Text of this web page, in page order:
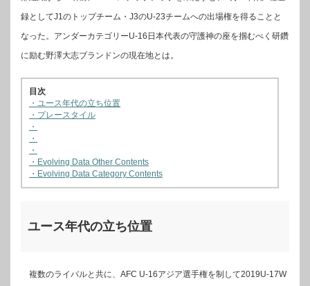
録としてJ1のトップチーム・J3のU-23チームへの出場権を得ることと
なった。アンダーカテゴリーU-16日本代表の守護神の座を掴むべく研鑽
に励む野澤大志ブランドンの現在地とは。
目次
・ユース年代の立ち位置
・プレースタイル
・
・
・
・Evolving Data Other Contents
・Evolving Data Category Contents
ユース年代の立ち位置
複数のライバルと共に、AFC U-16アジア選手権を制して2019U-17W